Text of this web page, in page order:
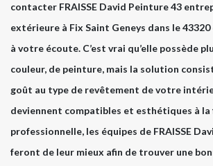
contacter FRAISSE David Peinture 43
extérieure à Fix Saint Geneys dans le
à votre écoute. C’est vrai qu’elle possède
couleur, de peinture, mais la solution
goût au type de revêtement de votre
deviennent compatibles et esthétiques à la
professionnelle, les équipes de FRAISSE
feront de leur mieux afin de trouver une